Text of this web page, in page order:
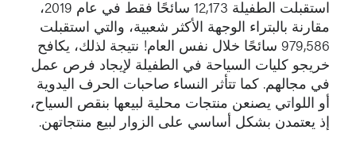
استقبلت الطفيلة 12,173 سائحًا فقط في عام 2019،
مقارنة بالبتراء الوجهة الأكثر شعبية، والتي استقبلت
979,586 سائحًا خلال نفس العام! نتيجة لذلك، يكافح
خريجو كليات السياحة في الطفيلة لإيجاد فرص عمل
في مجالهم. كما تتأثر النساء صاحبات الحرف اليدوية
أو اللواتي يصنعن منتجات محلية لبيعها بنقص السياح،
إذ يعتمدن بشكل أساسي على الزوار لبيع منتجاتهن.